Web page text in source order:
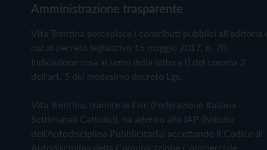
Amministrazione trasparente
Vita Trentina percepisce i contributi pubblici all'editoria
cui al decreto legislativo 15 maggio 2017, n. 70.
Indicazione resa ai sensi della lettera f) del comma 2
dell'art. 5 del medesimo decreto Lgs.
Vita Trentina, tramite la Fisc (Federazione Italiana
Settimanali Cattolici), ha aderito allo IAP (Istituto
dell'Autodisciplina Pubblicitaria) accettando il Codice di
Autodisciplina della Comunicazione Commerciale